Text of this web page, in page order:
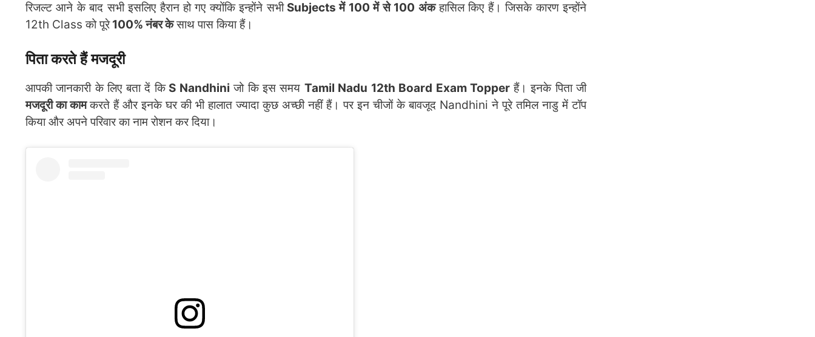
रिजल्ट आने के बाद सभी इसलिए हैरान हो गए क्योंकि इन्होंने सभीSubjects में 100 में से 100 अंकहासिल किए हैं। जिसके कारण इन्होंने
12th Class को पूरे100% नंबर केसाथ पास किया हैं।
पिता करते हैं मजदूरी
आपकी जानकारी के लिए बता दें किS Nandhini जो कि इस समय Tamil Nadu 12th Board Exam Topperहैं। इनके पिता जी
मजदूरी का कामकरते हैं और इनके घर की भी हालात ज्यादा कुछ अच्छी नहीं हैं। पर इन चीजों के बावजूद Nandhini ने पूरे तमिल नाडु में टॉप
किया और अपने परिवार का नाम रोशन कर दिया।